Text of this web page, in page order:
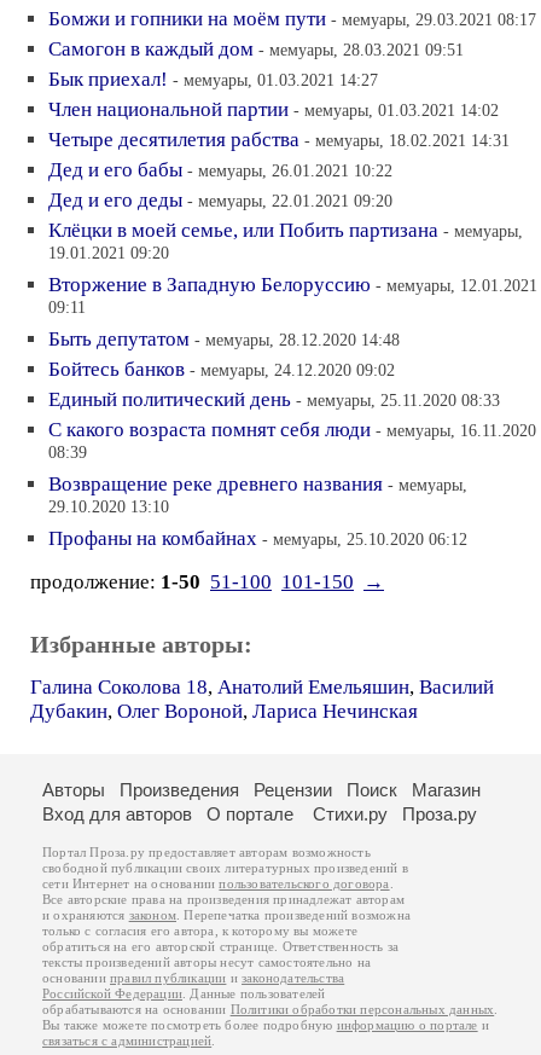
Бомжи и гопники на моём пути - мемуары, 29.03.2021 08:17
Самогон в каждый дом - мемуары, 28.03.2021 09:51
Бык приехал! - мемуары, 01.03.2021 14:27
Член национальной партии - мемуары, 01.03.2021 14:02
Четыре десятилетия рабства - мемуары, 18.02.2021 14:31
Дед и его бабы - мемуары, 26.01.2021 10:22
Дед и его деды - мемуары, 22.01.2021 09:20
Клёцки в моей семье, или Побить партизана - мемуары,
19.01.2021 09:20
Вторжение в Западную Белоруссию - мемуары, 12.01.2021
09:11
Быть депутатом - мемуары, 28.12.2020 14:48
Бойтесь банков - мемуары, 24.12.2020 09:02
Единый политический день - мемуары, 25.11.2020 08:33
С какого возраста помнят себя люди - мемуары, 16.11.2020
08:39
Возвращение реке древнего названия - мемуары,
29.10.2020 13:10
Профаны на комбайнах - мемуары, 25.10.2020 06:12
продолжение: 1-50 51-100 101-150 →
Избранные авторы:
Галина Соколова 18, Анатолий Емельяшин, Василий
Дубакин, Олег Вороной, Лариса Нечинская
Авторы Произведения Рецензии Поиск
Магазин
Вход для авторов
О портале Стихи.ру Проза.ру
Портал Проза.ру предоставляет авторам возможность
свободной публикации своих литературных произведений в
сети Интернет на основаниипользовательского договора
Все авторские права на произведения принадлежат авторам
и охраняются законом . Перепечатка произведений возможна
только с согласия его автора, к которому вы можете
обратиться на его авторской странице. Ответственность за
тексты произведений авторы несут самостоятельно на
основанииправил публикации изаконодательства
Российской Федерации . Данные пользователей
обрабатываются на основании Политики обработки персональных данных
Вы также можете посмотреть более подробную информацию о портале и
связаться с администрацией